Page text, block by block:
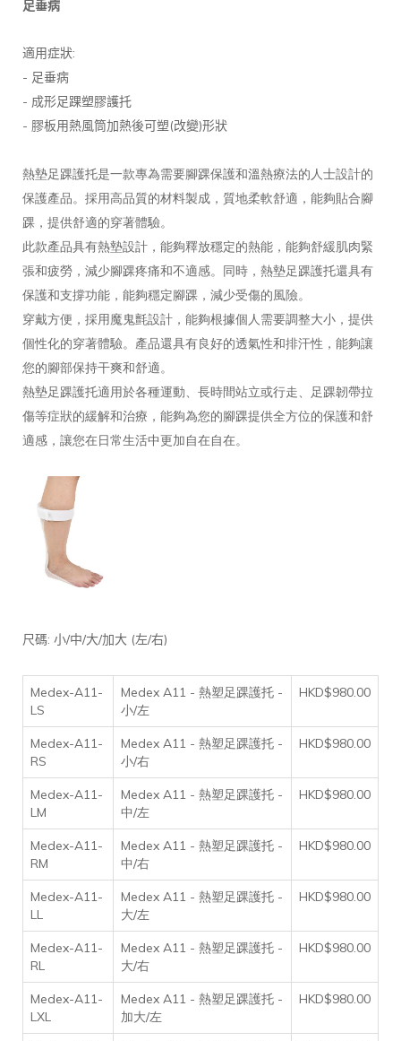
足垂病
適用症狀:
- 足垂病
- 成形足踝塑膠護托
- 膠板用熱風筒加熱後可塑 (改變)形狀
熱墊足踝護托是一款專為需要腳踝保護和溫熱療法的人士設計的
保護產品。採用高品質的材料製成，質地柔軟舒適，能夠貼合腳
踝，提供舒適的穿著體驗。
此款產品具有熱墊設計，能夠釋放穩定的熱能，能夠舒緩肌肉緊
張和疲勞，減少腳踝疼痛和不適感。同時，熱墊足踝護托還具有
保護和支撐功能，能夠穩定腳踝，減少受傷的風險。
穿戴方便，採用魔鬼氈設計，能夠根據個人需要調整大小，提供
個性化的穿著體驗。產品還具有良好的透氣性和排汗性，能夠讓
您的腳部保持干爽和舒適。
熱墊足踝護托適用於各種運動、長時間站立或行走、足踝韌帶拉
傷等症狀的緩解和治療，能夠為您的腳踝提供全方位的保護和舒
適感，讓您在日常生活中更加自在自在。
尺碼: 小/中/大/加大 (左/右)
Medex-A11-
LS
Medex A11 - 熱塑足踝護托 -
小/左
HKD$980.00
Medex-A11-
RS
Medex A11 - 熱塑足踝護托 -
小/右
HKD$980.00
Medex-A11-
LM
Medex A11 - 熱塑足踝護托 -
中/左
HKD$980.00
Medex-A11-
RM
Medex A11 - 熱塑足踝護托 -
中/右
HKD$980.00
Medex-A11-
LL
Medex A11 - 熱塑足踝護托 -
大/左
HKD$980.00
Medex-A11-
RL
Medex A11 - 熱塑足踝護托 -
大/右
HKD$980.00
Medex-A11-
LXL
Medex A11 - 熱塑足踝護托 -
加大/左
HKD$980.00